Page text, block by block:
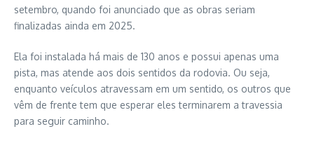
setembro, quando foi anunciado que as obras seriam
finalizadas ainda em 2025.
Ela foi instalada há mais de 130 anos e possui apenas uma
pista, mas atende aos dois sentidos da rodovia. Ou seja,
enquanto veículos atravessam em um sentido, os outros que
vêm de frente tem que esperar eles terminarem a travessia
para seguir caminho.